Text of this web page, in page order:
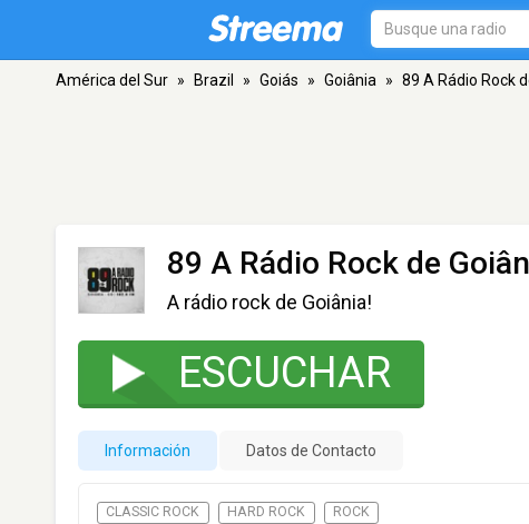
América del Sur » Brazil » Goiás » Goiânia » 89 A Rádio Rock
89 A Rádio Rock de
A rádio rock de Goiânia!
ESCUCHAR
Información Datos de Contacto
CLASSIC ROCK HARD ROCK ROCK